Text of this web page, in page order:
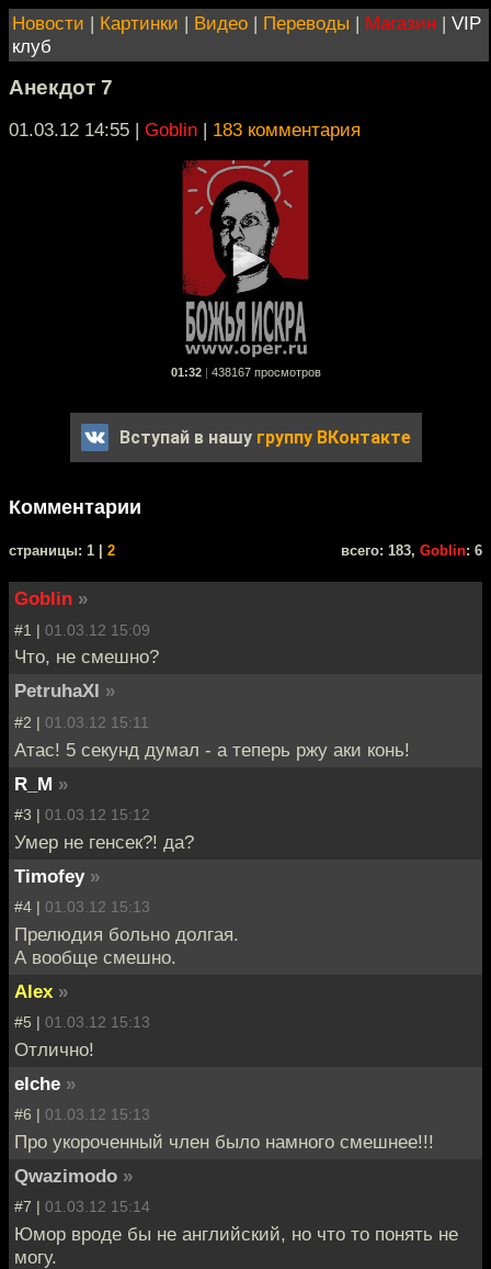
Новости | Картинки | Видео | Переводы | Магазин | VIP
клуб
Анекдот 7
01.03.12 14:55 | Goblin | 183 комментария
01:32 438167 просмотров
Вступай в нашу группу ВКонтакте
Комментарии
cтраницы: 1 | 2 всего: 183, Goblin: 6
Goblin »
#1 | 01.03.12 15:09
Что, не смешно?
PetruhaXI »
#2 | 01.03.12 15:11
Атас! 5 секунд думал - а теперь ржу аки конь!
R_M »
#3 | 01.03.12 15:12
Умер не генсек?! да?
Timofey »
#4 | 01.03.12 15:13
Прелюдия больно долгая.
А вообще смешно.
Alex »
#5 | 01.03.12 15:13
Отлично!
elche »
#6 | 01.03.12 15:13
Про укороченный член было намного смешнее!!!
Qwazimodo »
#7 | 01.03.12 15:14
Юмор вроде бы не английский, но что то понять не
могу.